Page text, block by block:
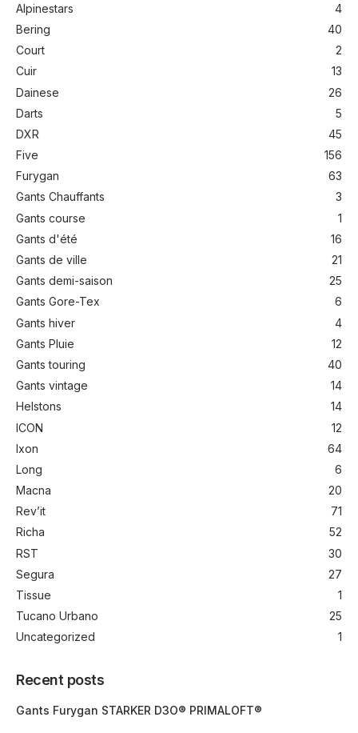
Alpinestars
4
Bering
40
Court
2
Cuir
13
Dainese
26
Darts
5
DXR
45
Five
156
Furygan
63
Gants Chauffants
3
Gants course
1
Gants d'été
16
Gants de ville
21
Gants demi-saison
25
Gants Gore-Tex
6
Gants hiver
4
Gants Pluie
12
Gants touring
40
Gants vintage
14
Helstons
14
ICON
12
Ixon
64
Long
6
Macna
20
Rev’it
71
Richa
52
RST
30
Segura
27
Tissue
1
Tucano Urbano
25
Uncategorized
1
Recent posts
Gants Furygan STARKER D3O® PRIMALOFT®